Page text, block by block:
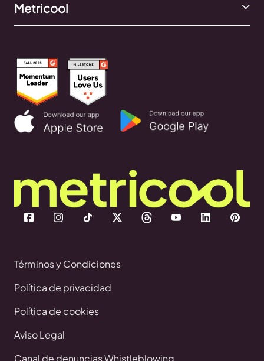
Metricool
Términos y Condiciones
Política de privacidad
Política de cookies
Aviso Legal
Canal de denuncias Whistleblowing